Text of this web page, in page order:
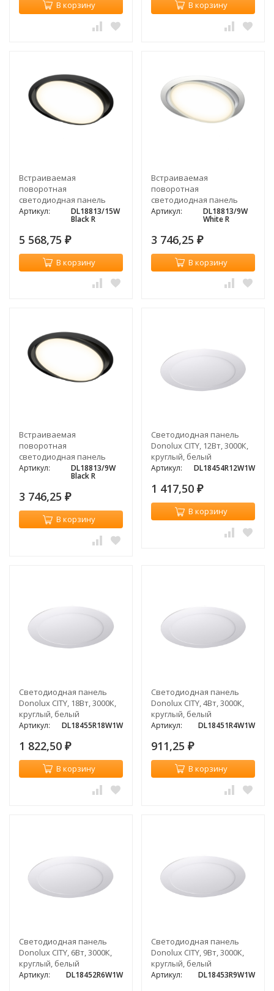
В корзину В корзину
Встраиваемая
поворотная
светодиодная панель
Donolux MOON, 15Вт,
3000К, черный
Артикул: DL18813/15W
Black R
5 568,75 ₽
В корзину
Встраиваемая
поворотная
светодиодная панель
Donolux MOON, 9Вт, 3000К,
Артикул: DL18813/9W
White R
3 746,25 ₽
В корзину
Встраиваемая
поворотная
светодиодная панель
Donolux MOON, 9Вт, 3000К,
Артикул: DL18813/9W
Black R
3 746,25 ₽
В корзину
Светодиодная панель
Donolux CITY, 12Вт, 3000К,
круглый, белый
Артикул: DL18454R12W1W
1 417,50 ₽
В корзину
Светодиодная панель
Donolux CITY, 18Вт, 3000К,
круглый, белый
Артикул: DL18455R18W1W
1 822,50 ₽
В корзину
Светодиодная панель
Donolux CITY, 4Вт, 3000К,
круглый, белый
Артикул: DL18451R4W1W
911,25 ₽
В корзину
Светодиодная панель
Donolux CITY, 6Вт, 3000К,
круглый, белый
Артикул: DL18452R6W1W
Светодиодная панель
Donolux CITY, 9Вт, 3000К,
круглый, белый
Артикул: DL18453R9W1W